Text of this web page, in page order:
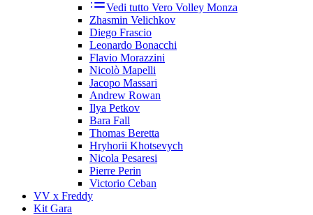
Vedi tutto Vero Volley Monza
Zhasmin Velichkov
Diego Frascio
Leonardo Bonacchi
Flavio Morazzini
Nicolò Mapelli
Jacopo Massari
Andrew Rowan
Ilya Petkov
Bara Fall
Thomas Beretta
Hryhorii Khotsevych
Nicola Pesaresi
Pierre Perin
Victorio Ceban
VV x Freddy
Kit Gara